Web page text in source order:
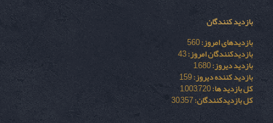
بازدید کنندگان
بازدیدهای امروز:560
بازدیدکنندگان امروز:43
بازدید دیروز:1,680
بازدید کننده دیروز:159
کل بازدید ها:1,003,720
کل بازدیدکنند‌گان:30,357